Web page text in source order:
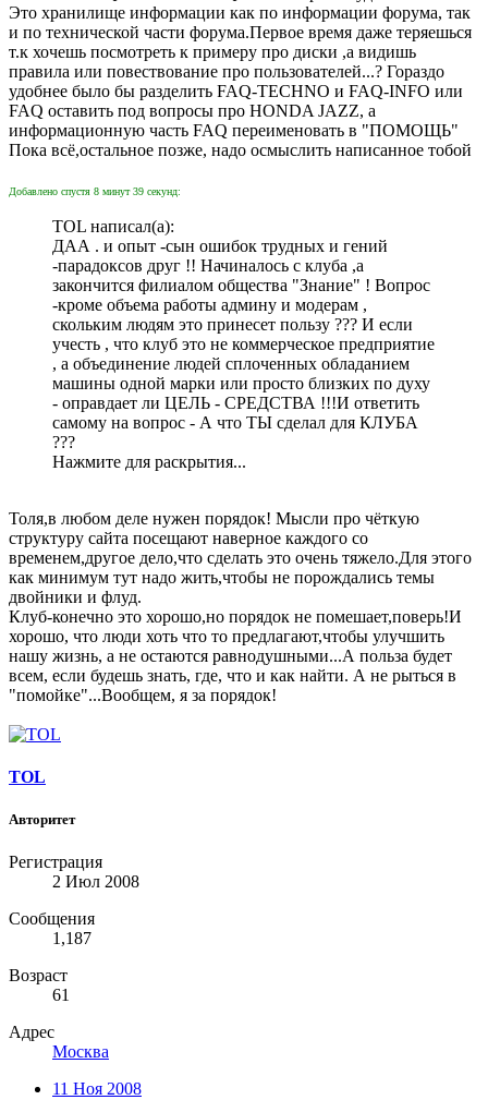
Это хранилище информации как по информации форума, так
и по технической части форума.Первое время даже теряешься
т.к хочешь посмотреть к примеру про диски ,а видишь
правила или повествование про пользователей...? Гораздо
удобнее было бы разделить FAQ-TECHNO и FAQ-INFO или
FAQ оставить под вопросы про HONDA JAZZ, а
информационную часть FAQ переименовать в "ПОМОЩЬ"
Пока всё,остальное позже, надо осмыслить написанное тобой
Добавлено спустя 8 минут 39 секунд:
TOL написал(а):
ДАА . и опыт -сын ошибок трудных и гений
-парадоксов друг !! Начиналось с клуба ,а
закончится филиалом общества "Знание" ! Вопрос
-кроме объема работы админу и модерам ,
скольким людям это принесет пользу ??? И если
учесть , что клуб это не коммерческое предприятие
, а объединение людей сплоченных обладанием
машины одной марки или просто близких по духу
- оправдает ли ЦЕЛЬ - СРЕДСТВА !!!И ответить
самому на вопрос - А что ТЫ сделал для КЛУБА
???
Нажмите для раскрытия...
Толя,в любом деле нужен порядок! Мысли про чёткую
структуру сайта посещают наверное каждого со
временем,другое дело,что сделать это очень тяжело.Для этого
как минимум тут надо жить,чтобы не порождались темы
двойники и флуд.
Клуб-конечно это хорошо,но порядок не помешает,поверь!И
хорошо, что люди хоть что то предлагают,чтобы улучшить
нашу жизнь, а не остаются равнодушными...А польза будет
всем, если будешь знать, где, что и как найти. А не рыться в
"помойке"...Вообщем, я за порядок!
TOL
Авторитет
Регистрация
2 Июл 2008
Сообщения
1,187
Возраст
61
Адрес
Москва
11 Ноя 2008